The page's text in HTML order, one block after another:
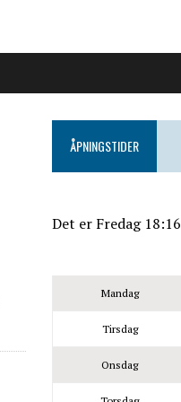
ÅPNINGSTIDER
Det er Fredag18:16
Mandag
Tirsdag
Onsdag